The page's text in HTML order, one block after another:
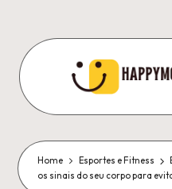
content
Home Esportes e Fitness
os sinais do seu corpo para